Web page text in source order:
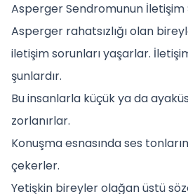
Asperger Sendromunun İletişim
Asperger rahatsızlığı olan
iletişim sorunları yaşarlar.
şunlardır.
Bu insanlarla küçük ya da
zorlanırlar.
Konuşma esnasında ses
çekerler.
Yetişkin bireyler olağan üstü